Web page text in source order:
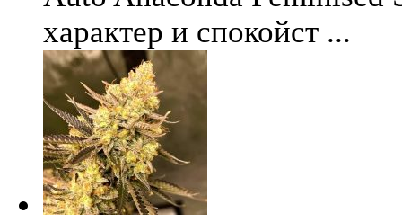
характер и спокойст ...